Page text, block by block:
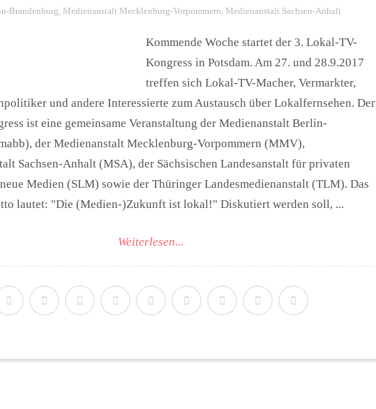
Brandenburg Medienanstalt Mecklenburg-Vorpommern Medienanstalt Sachsen-Anhalt
Kommende Woche startet der 3. Lokal-TV-
Kongress in Potsdam. Am 27. und 28.9.2017
treffen sich Lokal-TV-Macher, Vermarkter,
und andere Interessierte zum Austausch über Lokalfernsehen. Der
ist eine gemeinsame Veranstaltung der Medienanstalt Berlin-
der Medienanstalt Mecklenburg-Vorpommern (MMV),
Sachsen-Anhalt (MSA), der Sächsischen Landesanstalt für privaten
Medien (SLM) sowie der Thüringer Landesmedienanstalt (TLM). Das
lautet: "Die (Medien-)Zukunft ist lokal!" Diskutiert werden soll, ...
Weiterlesen...